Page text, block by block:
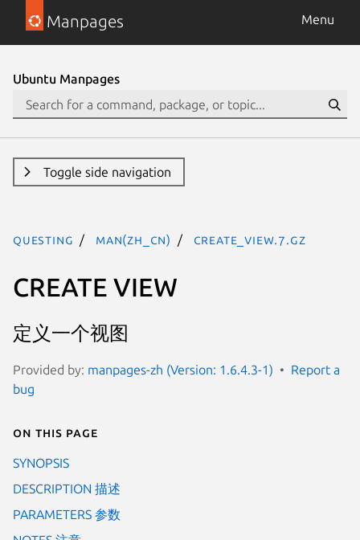
Manpages Menu
Ubuntu Manpages
Toggle side navigation
questing man(zh_CN) create_view.7.gz
CREATE VIEW
定义一个视图
Provided by: manpages-zh (Version: 1.6.4.3-1)
Report a
bug
On this page
SYNOPSIS
DESCRIPTION 描述
PARAMETERS 参数